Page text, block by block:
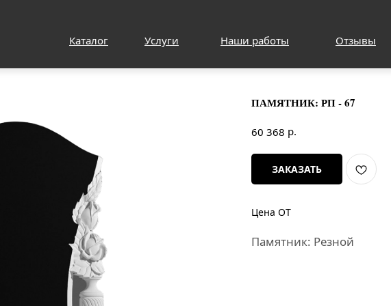
ПАМЯТНИК: РП - 67
60 368 р.
ЗАКАЗАТЬ
Цена ОТ
Памятник: Резной
Каталог Услуги Наши работы Отзывы